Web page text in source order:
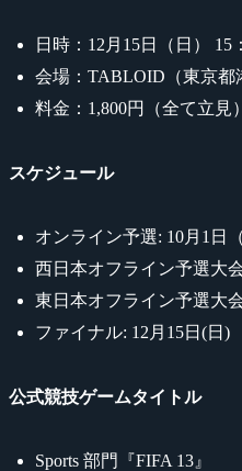
日時：12月15日（日） 15
会場：TABLOID（東京都
料金：1,800円（全て立見
スケジュール
オンライン予選: 10月1日
西日本オフライン予選大
東日本オフライン予選大
ファイナル: 12月15日(日)
公式競技ゲームタイトル
Sports 部門『FIFA 13』